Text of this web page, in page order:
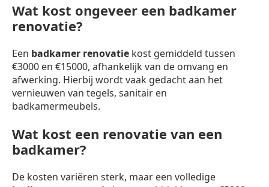
Wat kost ongeveer een badkamer
renovatie?
Een badkamer renovatie kost gemiddeld tussen
€3000 en €15000, afhankelijk van de omvang en
afwerking. Hierbij wordt vaak gedacht aan het
vernieuwen van tegels, sanitair en
badkamermeubels.
Wat kost een renovatie van een
badkamer?
De kosten variëren sterk, maar een volledige